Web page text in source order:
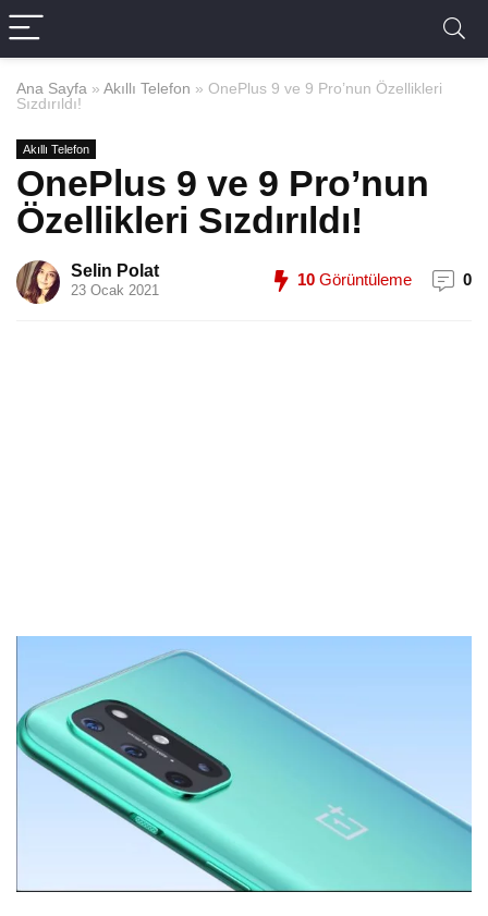
Ana Sayfa » Akıllı Telefon » OnePlus 9 ve 9 Pro’nun Özellikleri
Sızdırıldı!
Akıllı Telefon
OnePlus 9 ve 9 Pro’nun
Özellikleri Sızdırıldı!
Selin Polat
23 Ocak 2021
10 Görüntüleme 0